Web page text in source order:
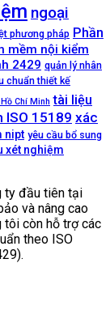
ngoại
phương pháp Phần
mềm nội kiểm
2429 quản lý nhân
chuẩn thiết kế
Chí Minh tài liệu
ISO 15189 xác
nipt yêu cầu bổ sung
xét nghiệm
ty đầu tiên tại
và nâng cao
tôi còn hỗ trợ các
theo ISO